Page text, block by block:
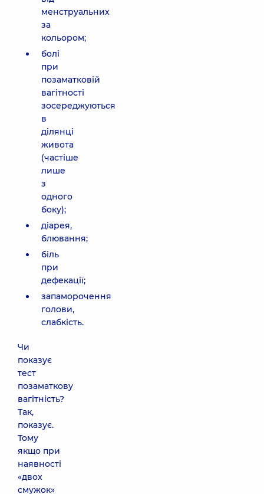
менструальних
за
кольором;
болі
при
позаматковій
вагітності
зосереджуються
в
ділянці
живота
(частіше
лише
з
одного
боку);
діарея,
блювання;
біль
при
дефекації;
запаморочення
голови,
слабкість.
Чи
показує
тест
позаматкову
вагітність?
Так,
показує.
Тому
якщо при
наявності
«двох
смужок»